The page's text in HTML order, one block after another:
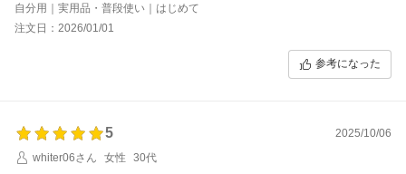
自分用｜実用品・普段使い｜はじめて
注文日：2026/01/01
参考になった
5
2025/10/06
whiter06さん
女性
30代